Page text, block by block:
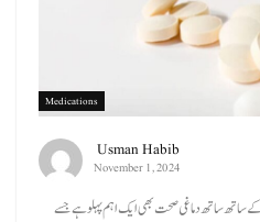
Medications
Usman Habib
November 1, 2024
ساتھ ساتھ دماغی صحت بھی ایک اہم پہلو ہے جسے